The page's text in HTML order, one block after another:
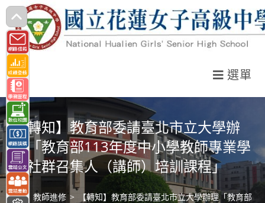
跳
轉
至
主
要
內
容
選單
【轉知】教育部委請臺北市立大學辦
理「教育部113年度中小學教師專業學
習社群召集人（講師）培訓課程」
> 教師進修 > 【轉知】教育部委請臺北市立大學辦理「教育部